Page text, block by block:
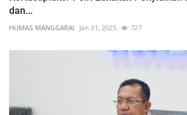
dan...
HUMAS MANGGARAI Jan 31, 2025 727